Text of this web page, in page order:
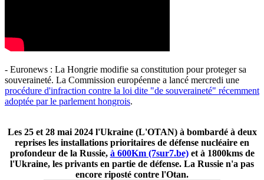
- Euronews : La Hongrie modifie sa constitution pour proteger sa
souveraineté. La Commission européenne a lancé mercredi une
procédure d'infraction contre la loi dite "de souveraineté" récemment
adoptée par le parlement hongrois.
Les 25 et 28 mai 2024 l'Ukraine (L'OTAN) à bombardé à deux
reprises les installations prioritaires de défense nucléaire en
profondeur de la Russie, à 600Km (7sur7.be)et à 1800kms de
l'Ukraine, les privants en partie de défense. La Russie n'a pas
encore riposté contre l'Otan.